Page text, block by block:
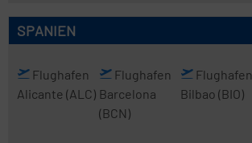
SPANIEN
Flughafen
Alicante (ALC)
Flughafen
Barcelona
(BCN)
Flughafen
Bilbao (BIO)